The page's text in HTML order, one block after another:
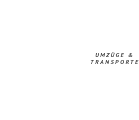
UMZÜGE &
TRANSPORTE